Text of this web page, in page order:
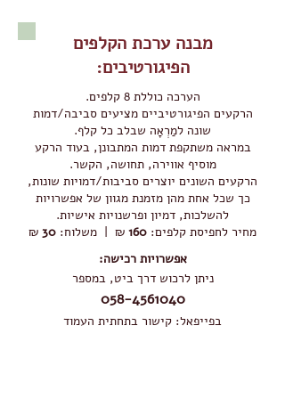
מבנה ערכת הקלפים
הפיגורטיבים:
הערכה כוללת 8 קלפים.
הרקעים הפיגורטיביים מציעים סביבה/דמות
שונה למַרְאָה שבלב כל קלף.
במראה משתקפת דמות המתבונן, בעוד הרקע
מוסיף אווירה, תחושה, הקשר.
הרקעים השונים יוצרים סביבות/דמויות שונות,
כך שכל אחת מהן מזמנת מגוון של אפשרויות
להשלכות, דמיון ופרשנויות אישיות.
מחיר לחפיסת קלפים: 160 ₪ | משלוח: 30
₪
:אפשרויות רכישה
ניתן לרכוש דרך ביט, במספר
058-4561040
בפייפאל: קישור בתחתית העמוד